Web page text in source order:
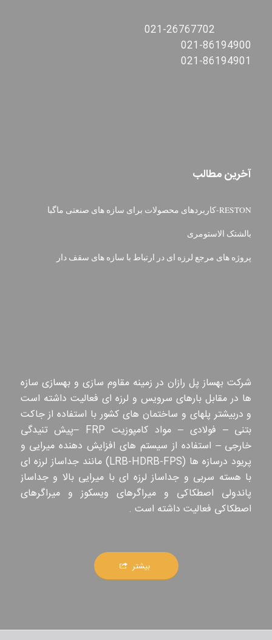
021-26767702
021-86194900
021-86194901
آخرین مطالب
RESTON-کاربردهای محصولات برای سازه های صنعتی ماگبا
بالشتک الاستومری
پروژه های مرجع لرزه ای در ارتباط با سازه های سقف دار
شرکت بهساز پل رازان در زمینه مقاوم سازی و بهسازی سازه
ها در مقابل بارهای سرویس و لرزه ای فعالیت داشته است
و دربیشتر پلهای و ساختمان های کشور با استفاده از جاکت
بتنی – فولادی – مواد کامپوزیت FRP –پیش تنیدگی
خارجی – استفاده از سیستم های افزایش دهنده میرایی و
پریود درسازه ها (LRB-HDRB-FPS) مانند جداساز لرزه ای
با هسته سربی و جداساز لرزه ای با میرایی بالا و جداساز
پاندولی اصطکاکی و میراگرهای ویسکوز و میراگرهای
اصطکاکی فعالیت داشته است .
بیشتر